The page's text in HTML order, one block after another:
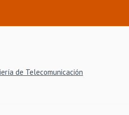
de Telecomunicación